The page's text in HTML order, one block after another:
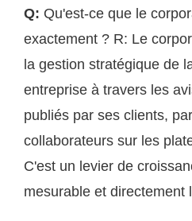
Q: Qu'est-ce que le
exactement ? R: Le
la gestion stratégique de
entreprise à travers les
publiés par ses clients,
collaborateurs sur les
C'est un levier de
mesurable et directement